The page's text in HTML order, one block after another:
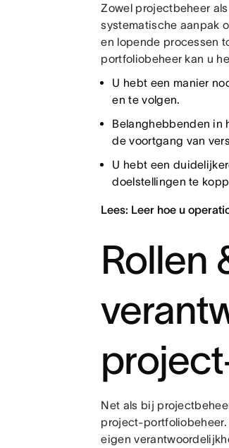
Zowel projectbeheer
systematische aanpak
en lopende processen
portfoliobeheer kan u
U hebt een manier
en te volgen.
Belanghebbenden in
de voortgang van
U hebt een
doelstellingen te
Lees: Leer hoe u
Rollen
Net als bij
project-
eigen